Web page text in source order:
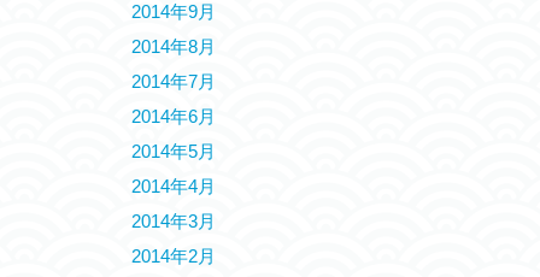
2014年9月
2014年8月
2014年7月
2014年6月
2014年5月
2014年4月
2014年3月
2014年2月